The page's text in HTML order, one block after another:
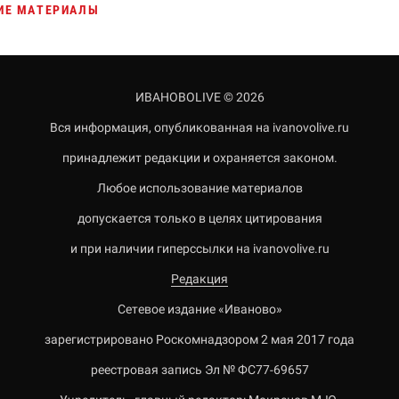
МАТЕРИАЛЫ
ИВАНОВОLIVE © 2026
Вся информация, опубликованная на ivanovolive.ru
принадлежит редакции и охраняется законом.
Любое использование материалов
допускается только в целях цитирования
и при наличии гиперссылки на ivanovolive.ru
Редакция
Сетевое издание «Иваново»
зарегистрировано Роскомнадзором 2 мая 2017 года
реестровая запись Эл № ФС77-69657